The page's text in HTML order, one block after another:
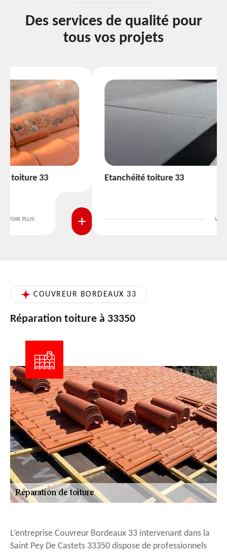
Des services de qualité pour
tous vos projets
Etanchéité toiture 33
VOIR PLUS
COUVREUR BORDEAUX 33
Réparation toiture à 33350
L’entreprise Couvreur Bordeaux 33 intervenant dans la
Saint Pey De Castets 33350 dispose de professionnels